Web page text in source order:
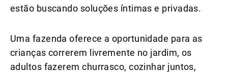
estão buscando soluções íntimas e privadas.
Uma fazenda oferece a oportunidade para as
crianças correrem livremente no jardim, os
adultos fazerem churrasco, cozinhar juntos,